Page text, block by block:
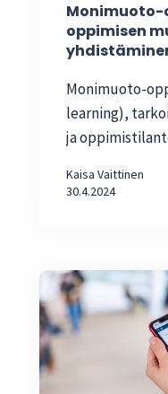
Monimuoto-
oppimisen
Monimuoto-
learning),
ja
Kaisa Vaittinen
30.4.2024